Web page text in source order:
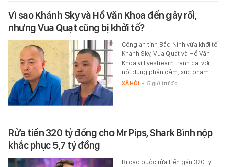
Vì sao Khánh Sky và Hồ Văn Khoa đến gây rối,
nhưng Vua Quạt cũng bị khởi tố?
Công an tỉnh Bắc Ninh vừa khởi tố
Khánh Sky, Vua Quạt và Hồ Văn
Khoa vì livestream tranh cãi với
nội dung phản cảm, xúc phạm…
XÃ HỘI - 5 giờ trước
Rửa tiền 320 tỷ đồng cho Mr Pips, Shark Bình nộp
khắc phục 5,7 tỷ đồng
Bị cáo buộc rửa tiền gần 320 tỷ